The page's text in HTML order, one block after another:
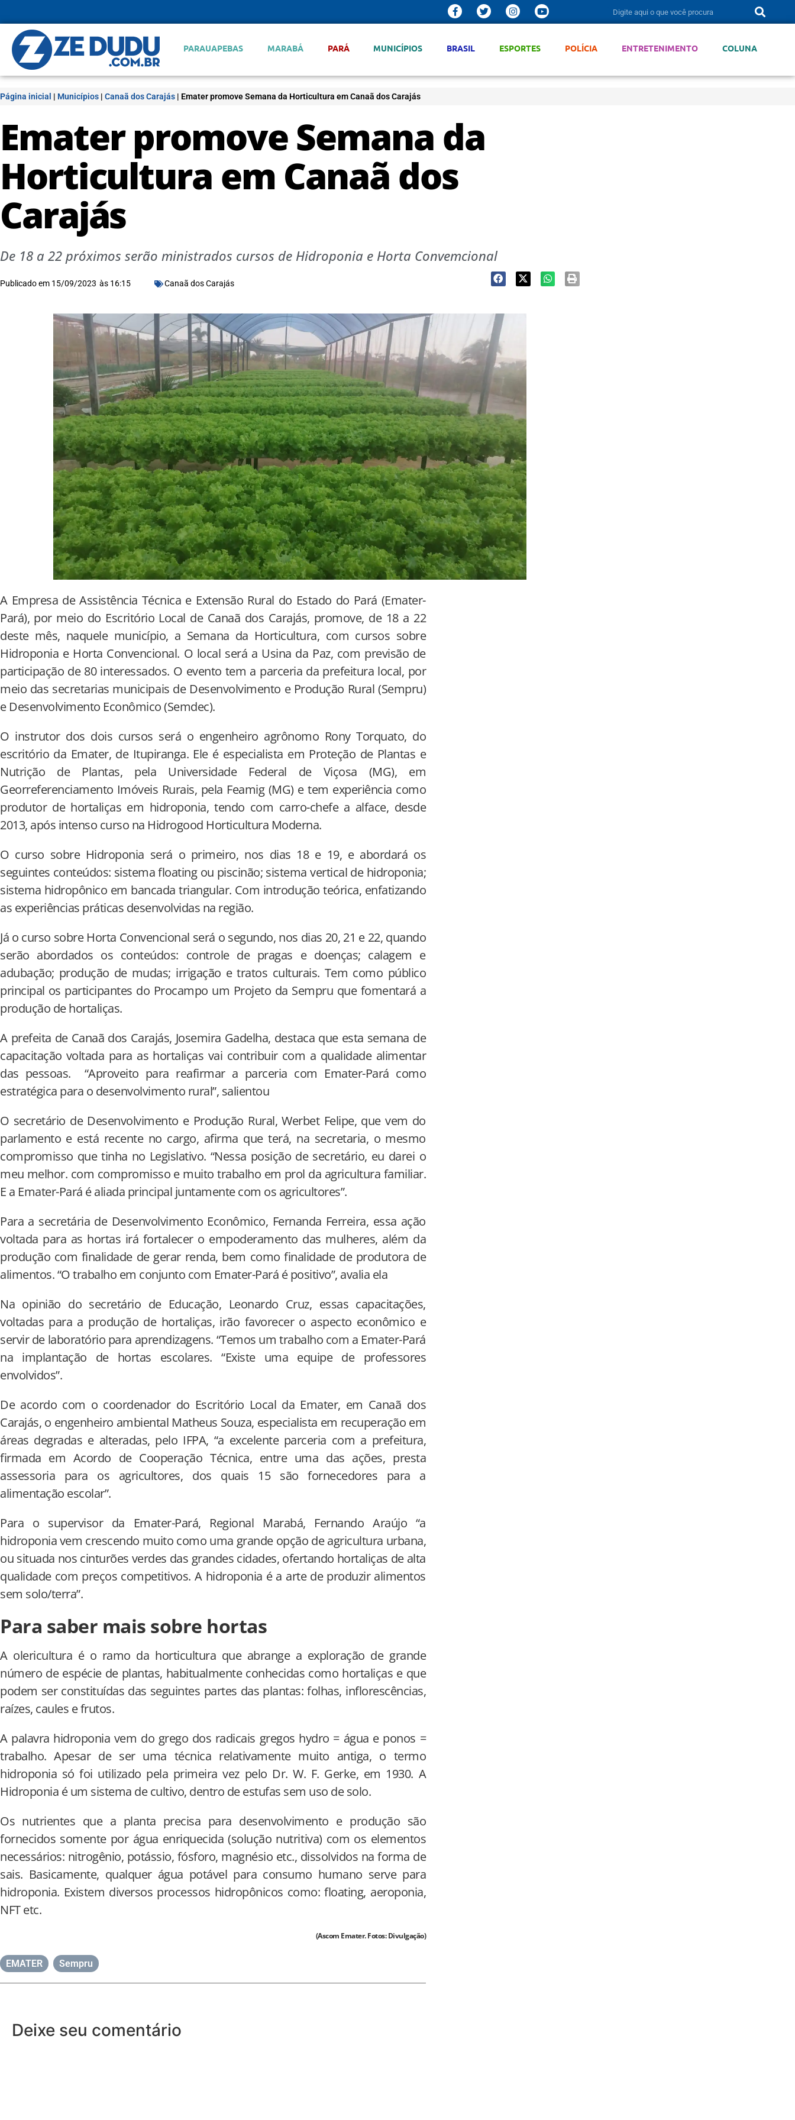
PARAUAPEBAS MARABÁ PARÁ MUNICÍPIOS BRASIL ESPORTES POLÍCIA ENTRETENIMENTO COLUNA
Página inicial | Municípios | Canaã dos Carajás | Emater promove Semana da Horticultura em Canaã dos Carajás
Emater promove Semana da
Horticultura em Canaã dos
Carajás
De 18 a 22 próximos serão ministrados cursos de Hidroponia e Horta Convemcional
Publicado em 15/09/2023 às 16:15 Canaã dos Carajás
A Empresa de Assistência Técnica e Extensão Rural do Estado do Pará (Emater-
Pará), por meio do Escritório Local de Canaã dos Carajás, promove, de 18 a 22
deste mês, naquele município, a Semana da Horticultura, com cursos sobre
Hidroponia e Horta Convencional. O local será a Usina da Paz, com previsão de
participação de 80 interessados. O evento tem a parceria da prefeitura local, por
meio das secretarias municipais de Desenvolvimento e Produção Rural (Sempru)
e Desenvolvimento Econômico (Semdec).
O instrutor dos dois cursos será o engenheiro agrônomo Rony Torquato, do
escritório da Emater, de Itupiranga. Ele é especialista em Proteção de Plantas e
Nutrição de Plantas, pela Universidade Federal de Viçosa (MG), em
Georreferenciamento Imóveis Rurais, pela Feamig (MG) e tem experiência como
produtor de hortaliças em hidroponia, tendo com carro-chefe a alface, desde
2013, após intenso curso na Hidrogood Horticultura Moderna.
O curso sobre Hidroponia será o primeiro, nos dias 18 e 19, e abordará os
seguintes conteúdos: sistema floating ou piscinão; sistema vertical de hidroponia;
sistema hidropônico em bancada triangular. Com introdução teórica, enfatizando
as experiências práticas desenvolvidas na região.
Já o curso sobre Horta Convencional será o segundo, nos dias 20, 21 e 22, quando
serão abordados os conteúdos: controle de pragas e doenças; calagem e
adubação; produção de mudas; irrigação e tratos culturais. Tem como público
principal os participantes do Procampo um Projeto da Sempru que fomentará a
produção de hortaliças.
A prefeita de Canaã dos Carajás, Josemira Gadelha, destaca que esta semana de
capacitação voltada para as hortaliças vai contribuir com a qualidade alimentar
das pessoas. “Aproveito para reafirmar a parceria com Emater-Pará como
estratégica para o desenvolvimento rural”, salientou
O secretário de Desenvolvimento e Produção Rural, Werbet Felipe, que vem do
parlamento e está recente no cargo, afirma que terá, na secretaria, o mesmo
compromisso que tinha no Legislativo. “Nessa posição de secretário, eu darei o
meu melhor. com compromisso e muito trabalho em prol da agricultura familiar.
E a Emater-Pará é aliada principal juntamente com os agricultores”.
Para a secretária de Desenvolvimento Econômico, Fernanda Ferreira, essa ação
voltada para as hortas irá fortalecer o empoderamento das mulheres, além da
produção com finalidade de gerar renda, bem como finalidade de produtora de
alimentos. “O trabalho em conjunto com Emater-Pará é positivo”, avalia ela
Na opinião do secretário de Educação, Leonardo Cruz, essas capacitações,
voltadas para a produção de hortaliças, irão favorecer o aspecto econômico e
servir de laboratório para aprendizagens. “Temos um trabalho com a Emater-Pará
na implantação de hortas escolares. “Existe uma equipe de professores
envolvidos”.
De acordo com o coordenador do Escritório Local da Emater, em Canaã dos
Carajás, o engenheiro ambiental Matheus Souza, especialista em recuperação em
áreas degradas e alteradas, pelo IFPA, “a excelente parceria com a prefeitura,
firmada em Acordo de Cooperação Técnica, entre uma das ações, presta
assessoria para os agricultores, dos quais 15 são fornecedores para a
alimentação escolar”.
Para o supervisor da Emater-Pará, Regional Marabá, Fernando Araújo “a
hidroponia vem crescendo muito como uma grande opção de agricultura urbana,
ou situada nos cinturões verdes das grandes cidades, ofertando hortaliças de alta
qualidade com preços competitivos. A hidroponia é a arte de produzir alimentos
sem solo/terra”.
Para saber mais sobre hortas
A olericultura é o ramo da horticultura que abrange a exploração de grande
número de espécie de plantas, habitualmente conhecidas como hortaliças e que
podem ser constituídas das seguintes partes das plantas: folhas, inflorescências,
raízes, caules e frutos.
A palavra hidroponia vem do grego dos radicais gregos hydro = água e ponos =
trabalho. Apesar de ser uma técnica relativamente muito antiga, o termo
hidroponia só foi utilizado pela primeira vez pelo Dr. W. F. Gerke, em 1930. A
Hidroponia é um sistema de cultivo, dentro de estufas sem uso de solo.
Os nutrientes que a planta precisa para desenvolvimento e produção são
fornecidos somente por água enriquecida (solução nutritiva) com os elementos
necessários: nitrogênio, potássio, fósforo, magnésio etc., dissolvidos na forma de
sais. Basicamente, qualquer água potável para consumo humano serve para
hidroponia. Existem diversos processos hidropônicos como: floating, aeroponia,
NFT etc.
(Ascom Emater. Fotos: Divulgação)
EMATER Sempru
Deixe seu comentário